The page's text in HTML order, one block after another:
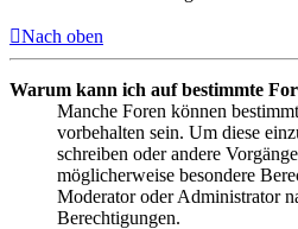
Nach oben
Warum kann ich auf bestimmte
Manche Foren können
vorbehalten sein. Um diese
schreiben oder andere
möglicherweise besondere
Moderator oder Administrator
Berechtigungen.